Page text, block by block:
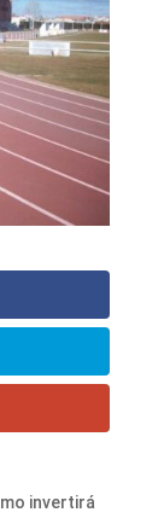
invertirá